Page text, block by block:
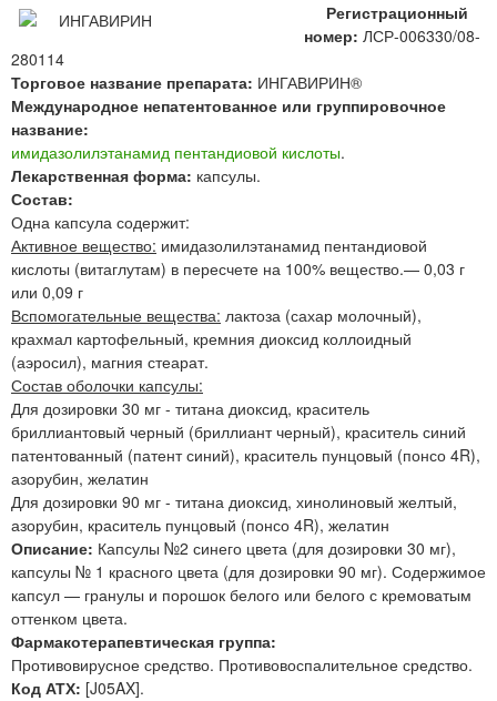
Регистрационный
номер: ЛСР-006330/08-
280114
Торговое название препарата: ИНГАВИРИН®
Международное непатентованное или группировочное
название:
имидазолилэтанамид пентандиовой кислоты.
Лекарственная форма: капсулы.
Состав:
Одна капсула содержит:
Активное вещество: имидазолилэтанамид пентандиовой
кислоты (витаглутам) в пересчете на 100% вещество.— 0,03 г
или 0,09 г
Вспомогательные вещества: лактоза (сахар молочный),
крахмал картофельный, кремния диоксид коллоидный
(аэросил), магния стеарат.
Состав оболочки капсулы:
Для дозировки 30 мг - титана диоксид, краситель
бриллиантовый черный (бриллиант черный), краситель синий
патентованный (патент синий), краситель пунцовый (понсо 4R),
азорубин, желатин
Для дозировки 90 мг - титана диоксид, хинолиновый желтый,
азорубин, краситель пунцовый (понсо 4R), желатин
Описание: Капсулы №2 синего цвета (для дозировки 30 мг),
капсулы № 1 красного цвета (для дозировки 90 мг). Содержимое
капсул — гранулы и порошок белого или белого с кремоватым
оттенком цвета.
Фармакотерапевтическая группа:
Противовирусное средство. Противовоспалительное средство.
Код АТХ: [J05AX].